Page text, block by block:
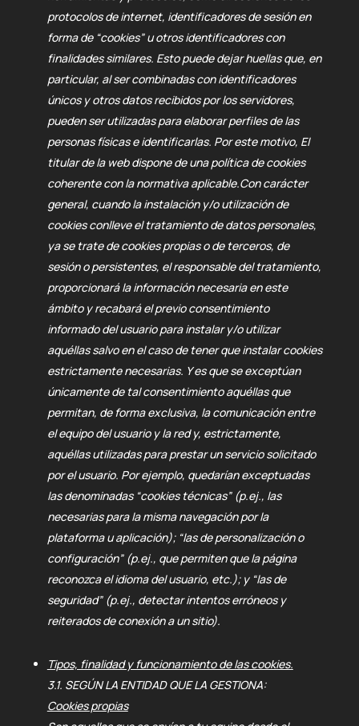
protocolos de internet, identificadores de sesión en
forma de “cookies” u otros identificadores con
finalidades similares. Esto puede dejar huellas que, en
particular, al ser combinadas con identificadores
únicos y otros datos recibidos por los servidores,
pueden ser utilizadas para elaborar perfiles de las
personas físicas e identificarlas. Por este motivo, El
titular de la web dispone de una política de cookies
coherente con la normativa aplicable.Con carácter
general, cuando la instalación y/o utilización de
cookies conlleve el tratamiento de datos personales,
ya se trate de cookies propias o de terceros, de
sesión o persistentes, el responsable del tratamiento,
proporcionará la información necesaria en este
ámbito y recabará el previo consentimiento
informado del usuario para instalar y/o utilizar
aquéllas salvo en el caso de tener que instalar cookies
estrictamente necesarias. Y es que se exceptúan
únicamente de tal consentimiento aquéllas que
permitan, de forma exclusiva, la comunicación entre
el equipo del usuario y la red y, estrictamente,
aquéllas utilizadas para prestar un servicio solicitado
por el usuario. Por ejemplo, quedarían exceptuadas
las denominadas “cookies técnicas” (p.ej., las
necesarias para la misma navegación por la
plataforma u aplicación); “las de personalización o
configuración” (p.ej., que permiten que la página
reconozca el idioma del usuario, etc.); y “las de
seguridad” (p.ej., detectar intentos erróneos y
reiterados de conexión a un sitio).
Tipos, finalidad y funcionamiento de las cookies.
3.1. SEGÚN LA ENTIDAD QUE LA GESTIONA:
Cookies propias